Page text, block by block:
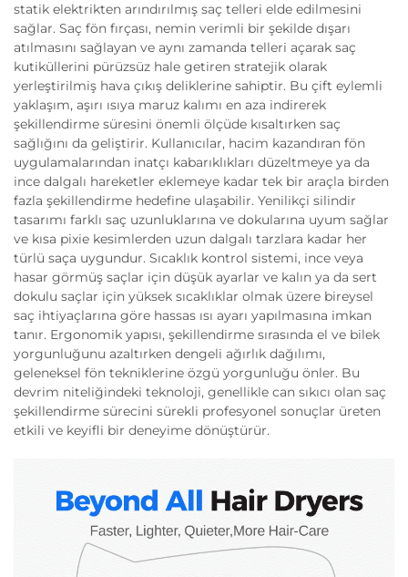
statik elektrikten arındırılmış saç telleri elde edilmesini
sağlar. Saç fön fırçası, nemin verimli bir şekilde dışarı
atılmasını sağlayan ve aynı zamanda telleri açarak saç
kutiküllerini pürüzsüz hale getiren stratejik olarak
yerleştirilmiş hava çıkış deliklerine sahiptir. Bu çift eylemli
yaklaşım, aşırı ısıya maruz kalımı en aza indirerek
şekillendirme süresini önemli ölçüde kısaltırken saç
sağlığını da geliştirir. Kullanıcılar, hacim kazandıran fön
uygulamalarından inatçı kabarıklıkları düzeltmeye ya da
ince dalgalı hareketler eklemeye kadar tek bir araçla birden
fazla şekillendirme hedefine ulaşabilir. Yenilikçi silindir
tasarımı farklı saç uzunluklarına ve dokularına uyum sağlar
ve kısa pixie kesimlerden uzun dalgalı tarzlara kadar her
türlü saça uygundur. Sıcaklık kontrol sistemi, ince veya
hasar görmüş saçlar için düşük ayarlar ve kalın ya da sert
dokulu saçlar için yüksek sıcaklıklar olmak üzere bireysel
saç ihtiyaçlarına göre hassas ısı ayarı yapılmasına imkan
tanır. Ergonomik yapısı, şekillendirme sırasında el ve bilek
yorgunluğunu azaltırken dengeli ağırlık dağılımı,
geleneksel fön tekniklerine özgü yorgunluğu önler. Bu
devrim niteliğindeki teknoloji, genellikle can sıkıcı olan saç
şekillendirme sürecini sürekli profesyonel sonuçlar üreten
etkili ve keyifli bir deneyime dönüştürür.